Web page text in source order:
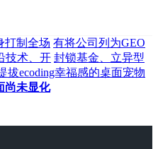
打制全场 有将公司列为GEO
技术、开 封锁基金、立异型
拔ecoding幸福感的桌面宠物
尚未显化